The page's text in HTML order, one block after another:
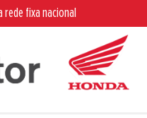
rede fixa nacional